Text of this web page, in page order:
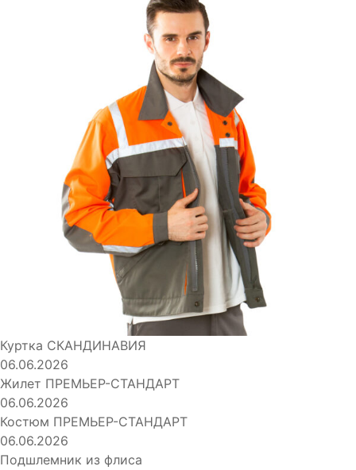
Куртка СКАНДИНАВИЯ
06.06.2026
Жилет ПРЕМЬЕР-СТАНДАРТ
06.06.2026
Костюм ПРЕМЬЕР-СТАНДАРТ
06.06.2026
Подшлемник из флиса